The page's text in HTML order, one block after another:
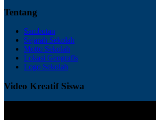
Tentang
Sambutan
Sejarah Sekolah
Motto Sekolah
Lokasi Geografis
Logo Sekolah
Video Kreatif Siswa